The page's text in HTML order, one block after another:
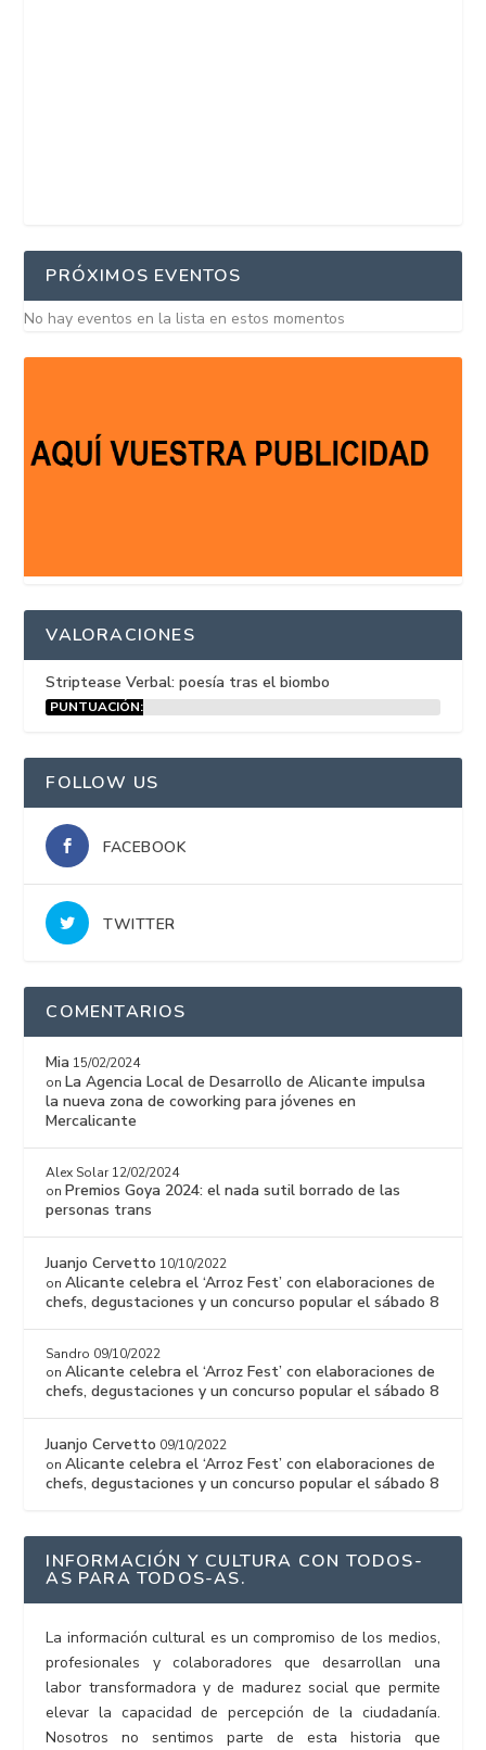
PRÓXIMOS EVENTOS
No hay eventos en la lista en estos momentos
VALORACIONES
Striptease Verbal: poesía tras el biombo
PUNTUACIÓN:
FOLLOW US
FACEBOOK
TWITTER
COMENTARIOS
Mia 15/02/2024
on La Agencia Local de Desarrollo de Alicante impulsa
la nueva zona de coworking para jóvenes en
Mercalicante
Alex Solar 12/02/2024
on Premios Goya 2024: el nada sutil borrado de las
personas trans
Juanjo Cervetto 10/10/2022
onAlicante celebra el ‘Arroz Fest’ con elaboraciones de
chefs, degustaciones y un concurso popular el sábado 8
Sandro 09/10/2022
onAlicante celebra el ‘Arroz Fest’ con elaboraciones de
chefs, degustaciones y un concurso popular el sábado 8
Juanjo Cervetto 09/10/2022
onAlicante celebra el ‘Arroz Fest’ con elaboraciones de
chefs, degustaciones y un concurso popular el sábado 8
INFORMACIÓN Y CULTURA CON TODOS-
AS PARA TODOS-AS.
La información cultural es un compromiso de los medios,
profesionales y colaboradores que desarrollan una
labor transformadora y de madurez social que permite
elevar la capacidad de percepción de la ciudadanía.
Nosotros no sentimos parte de esta historia que